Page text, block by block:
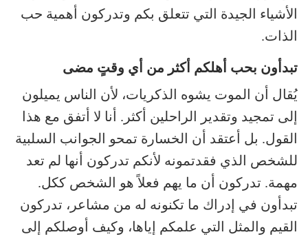
الأشياء الجيدة التي تتعلق بكم وتدركون أهمية حب
الذات.
تبدأون بحب أهلكم أكثر من أي وقتٍ مضى
يُقال أن الموت يشوه الذكريات، لأن الناس يميلون
إلى تمجيد وتقدير الراحلين أكثر. أنا لا أتفق مع هذا
القول. بل أعتقد أن الخسارة تمحو الجوانب السلبية
للشخص الذي فقدتمونه لأنكم تدركون أنها لم تعد
مهمة. تدركون أن ما يهم فعلاً هو الشخص ككل.
تبدأون في إدراك ما تكنونه له من مشاعر، تدركون
القيم والمثل التي علمكم إياها، وكيف أوصلكم إلى